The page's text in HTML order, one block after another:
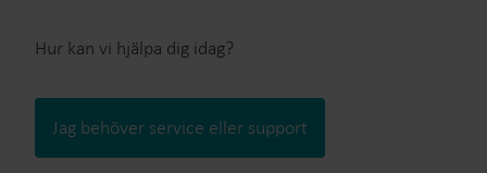
Hur kan vi hjälpa dig idag?
Jag behöver service eller support